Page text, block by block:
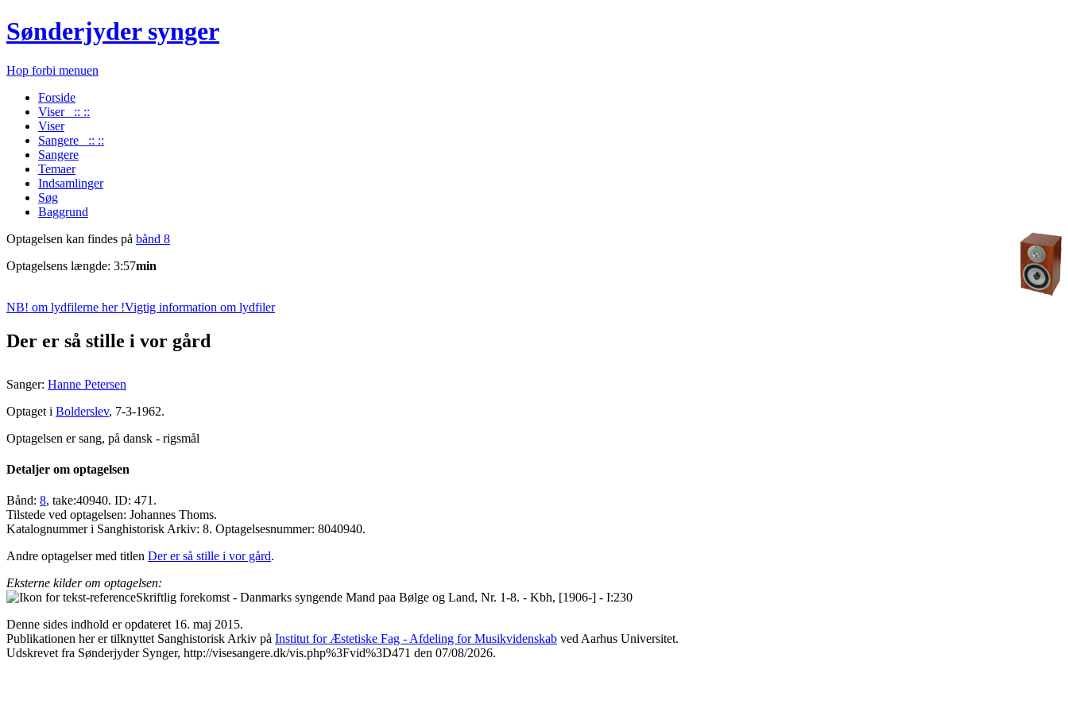
Sønderjyder synger
Hop forbi menuen
Forside
Viser :: ::
Viser
Sangere :: ::
Sangere
Temaer
Indsamlinger
Søg
Baggrund
Optagelsen kan findes på bånd 8
Optagelsens længde: 3:57min
NB! om lydfilerne her !Vigtig information om lydfiler
Der er så stille i vor gård
Sanger: Hanne Petersen
Optaget i Bolderslev, 7-3-1962.
Optagelsen er sang, på dansk - rigsmål
Detaljer om optagelsen
Bånd: 8, take:40940. ID: 471.
Tilstede ved optagelsen: Johannes Thoms.
Katalognummer i Sanghistorisk Arkiv: 8. Optagelsesnummer: 8040940.
Andre optagelser med titlen Der er så stille i vor gård.
Eksterne kilder om optagelsen:
Skriftlig forekomst - Danmarks syngende Mand paa Bølge og Land, Nr. 1-8. - Kbh, [1906-] - I:230
Denne sides indhold er opdateret 16. maj 2015.
Publikationen her er tilknyttet Sanghistorisk Arkiv på Institut for Æstetiske Fag - Afdeling for Musikvidenskab ved Aarhus Universitet.
Udskrevet fra Sønderjyder Synger, http://visesangere.dk/vis.php%3Fvid%3D471 den 07/08/2026.